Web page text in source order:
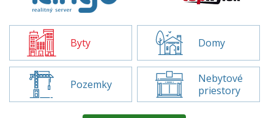
Byty Domy
Pozemky
Nebytové
priestory